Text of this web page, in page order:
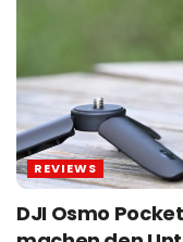
REVIEWS
DJI Osmo